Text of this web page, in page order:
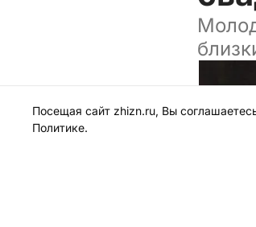
Посещая сайт zhizn.ru, Вы
Политике.